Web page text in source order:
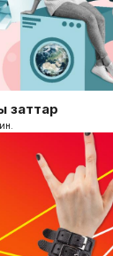
заттар